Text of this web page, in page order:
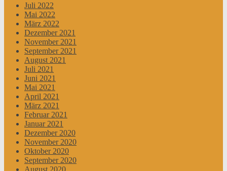
Juli 2022
Mai 2022
März 2022
Dezember 2021
November 2021
September 2021
August 2021
Juli 2021
Juni 2021
Mai 2021
April 2021
März 2021
Februar 2021
Januar 2021
Dezember 2020
November 2020
Oktober 2020
September 2020
August 2020